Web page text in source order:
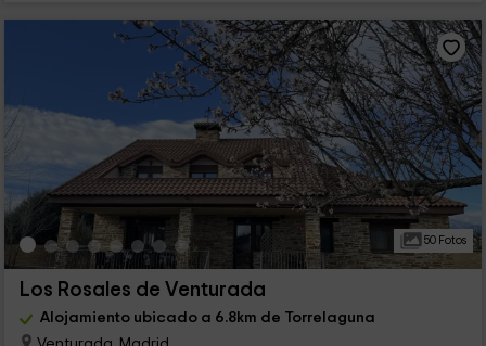
50 Fotos
Los Rosales de Venturada
Alojamiento ubicado a 6.8km de Torrelaguna